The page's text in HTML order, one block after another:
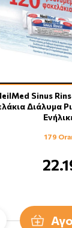
Sinus
Διάλυμα
179